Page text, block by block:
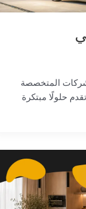
المتخصصة
حلولًا مبتكرة